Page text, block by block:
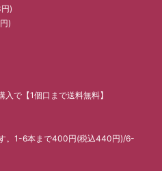
)
)
で【1個口まで送料無料】
。1-6本まで400円(税込440円)/6-